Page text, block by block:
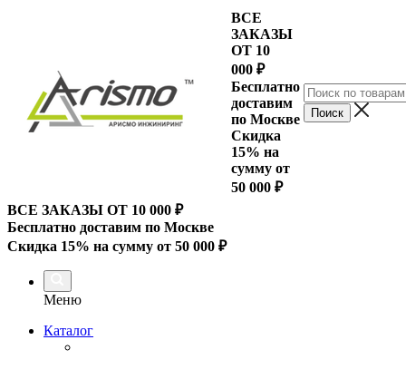
ВСЕ
ЗАКАЗЫ
ОТ 10
000 ₽
Бесплатно
доставим
по Москве
Скидка
15% на
сумму от
50 000 ₽
ВСЕ ЗАКАЗЫ ОТ 10 000 ₽
Бесплатно доставим по Москве
Скидка 15% на сумму от 50 000 ₽
Меню
Каталог